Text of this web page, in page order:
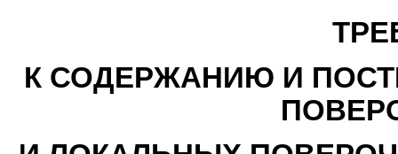
К СОДЕРЖАНИЮ И